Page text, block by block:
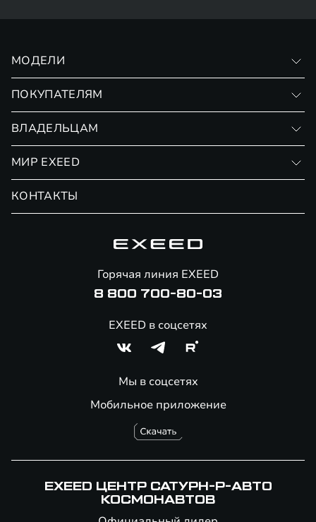
МОДЕЛИ
ПОКУПАТЕЛЯМ
Страхование
ВЛАДЕЛЬЦАМ
Сервис
Помощь на дорогах
МИР EXEED
КОНТАКТЫ
Мобильное приложение
Горячая линия EXEED
8 800 700-80-03
EXEED в соцсетях
Мы в соцсетях
EXEED ЦЕНТР САТУРН-Р-АВТО
КОСМОНАВТОВ